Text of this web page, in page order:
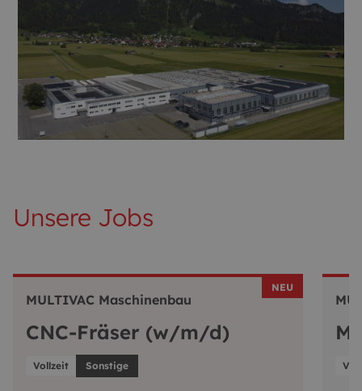
Unsere Jobs
MULTIVAC Maschinenbau
CNC-Fräser (w/m/d)
Vollzeit Sonstige
NEU